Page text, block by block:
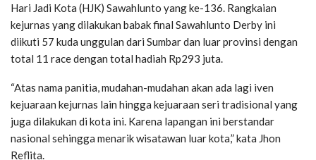
Hari Jadi Kota (HJK) Sawahlunto yang ke-136. Rangkaian
kejurnas yang dilakukan babak final Sawahlunto Derby ini
diikuti 57 kuda unggulan dari Sumbar dan luar provinsi dengan
total 11 race dengan total hadiah Rp293 juta.
“Atas nama panitia, mudahan-mudahan akan ada lagi iven
kejuaraan kejurnas lain hingga kejuaraan seri tradisional yang
juga dilakukan di kota ini. Karena lapangan ini berstandar
nasional sehingga menarik wisatawan luar kota,” kata Jhon
Reflita.